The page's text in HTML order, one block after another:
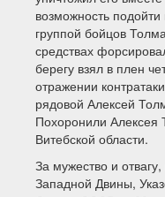
возможность
группой бойцов
средствах
берегу взял в плен
отражении
рядовой Алексей
Похоронили
Витебской области.
За мужество и
Западной Двины,